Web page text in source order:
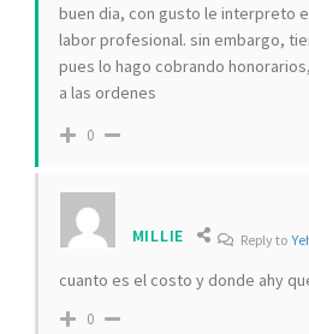
buen dia, con gusto le interpreto
labor profesional. sin embargo,
pues lo hago cobrando
a las ordenes
0
MILLIE Reply to
cuanto es el costo y donde ahy
0